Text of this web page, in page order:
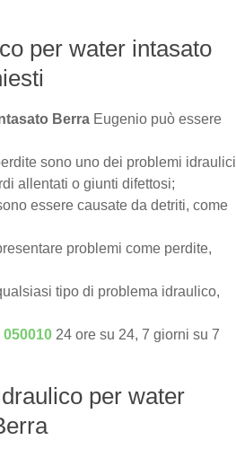
per water intasato
Berra Eugenio può essere
sono uno dei problemi idraulici
allentati o giunti difettosi;
essere causate da detriti, come
problemi come perdite,
tipo di problema idraulico,
050010 24 ore su 24, 7 giorni su 7
per water